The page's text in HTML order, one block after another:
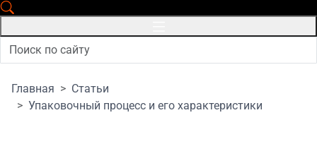
Главная
Статьи
Упаковочный процесс и его характеристики